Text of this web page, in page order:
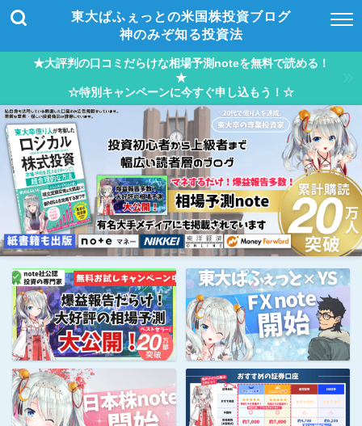
東大ぱふぇっとの米国株投資ブログ
神のみぞ知る投資法
★大評判の口コミだらけな相場予測noteを無料で読める！
★
☆特別キャンペーンに今すぐ申し込もう！☆